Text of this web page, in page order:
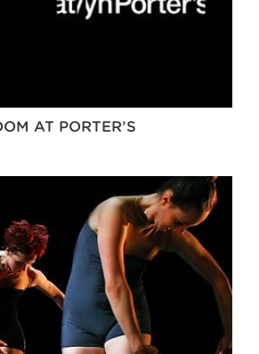
AT PORTER’S